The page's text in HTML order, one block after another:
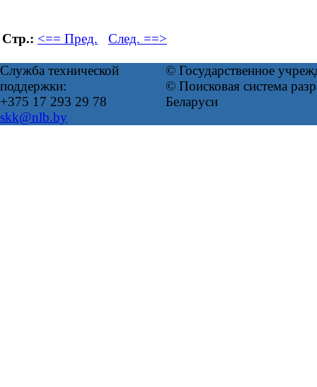
Стр.: <== Пред. След. ==>
Служба технической
поддержки:
+375 17 293 29 78
skk@nlb.by
© Государственное
© Поисковая система
Беларуси